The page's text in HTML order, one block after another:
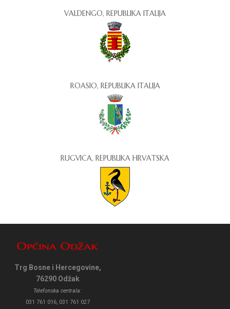
VALDENGO, REPUBLIKA ITALIJA
ROASIO, REPUBLIKA ITALIJA
RUGVICA, REPUBLIKA HRVATSKA
Trg Bosne i Hercegovine,
76290 Odžak
Telefonska centrala:
031 761 016, 031 761 027